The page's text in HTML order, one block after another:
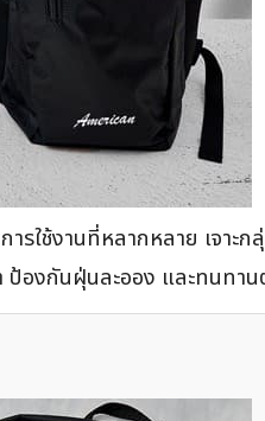
ใช้งานที่หลากหลาย เจาะ
องกันฝุ่นละออง และทนทาน